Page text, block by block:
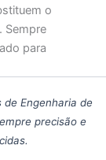
o
Sempre
para
Engenharia de
precisão e